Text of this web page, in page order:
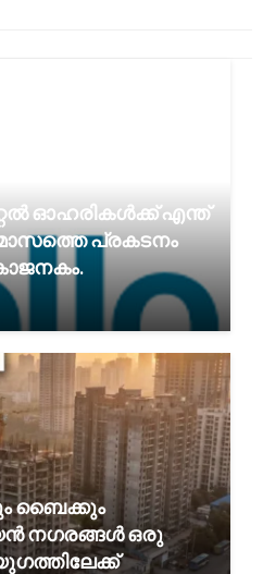
ഓഹരികൾക്ക് എന്ത്
പ്രകടനം
ബൈക്കും
നഗരങ്ങൾ ഒരു